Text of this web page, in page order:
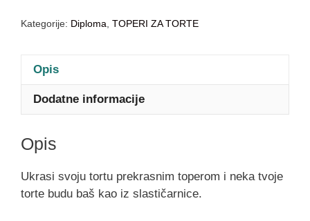
Kategorije: Diploma TOPERI ZA TORTE
Opis
Dodatne informacije
Opis
Ukrasi svoju tortu prekrasnim toperom i neka tvoje
torte budu baš kao iz slastičarnice.